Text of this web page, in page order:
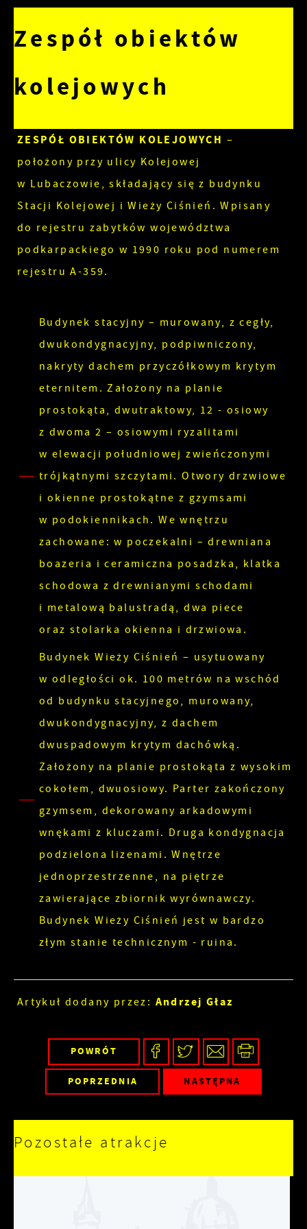
Zespół obiektów
kolejowych
ZESPÓŁ OBIEKTÓW KOLEJOWYCH –
położony przy ulicy Kolejowej
w Lubaczowie, składający się z budynku
Stacji Kolejowej i Wieży Ciśnień. Wpisany
do rejestru zabytków województwa
podkarpackiego w 1990 roku pod numerem
rejestru A-359.
Budynek stacyjny – murowany, z cegły,
dwukondygnacyjny, podpiwniczony,
nakryty dachem przyczółkowym krytym
eternitem. Założony na planie
prostokąta, dwutraktowy, 12 - osiowy
z dwoma 2 – osiowymi ryzalitami
w elewacji południowej zwieńczonymi
trójkątnymi szczytami. Otwory drzwiowe
i okienne prostokątne z gzymsami
w podokiennikach. We wnętrzu
zachowane: w poczekalni – drewniana
boazeria i ceramiczna posadzka, klatka
schodowa z drewnianymi schodami
i metalową balustradą, dwa piece
oraz stolarka okienna i drzwiowa.
Budynek Wieży Ciśnień – usytuowany
w odległości ok. 100 metrów na wschód
od budynku stacyjnego, murowany,
dwukondygnacyjny, z dachem
dwuspadowym krytym dachówką.
Założony na planie prostokąta z wysokim
cokołem, dwuosiowy. Parter zakończony
gzymsem, dekorowany arkadowymi
wnękami z kluczami. Druga kondygnacja
podzielona lizenami. Wnętrze
jednoprzestrzenne, na piętrze
zawierające zbiornik wyrównawczy.
Budynek Wieży Ciśnień jest w bardzo
złym stanie technicznym - ruina.
Artykuł dodany przez: Andrzej Głaz
POWRÓT
POPRZEDNIA NASTĘPNA
Pozostałe atrakcje